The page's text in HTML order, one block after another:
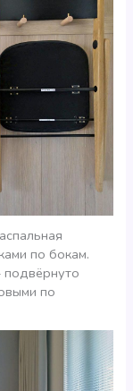
по бокам.
по